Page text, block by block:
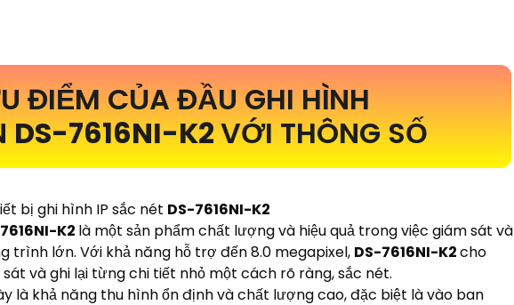
ĐIỂM CỦA ĐẦU GHI HÌNH
DS-7616NI-K2VỚI THÔNG SỐ
bị ghi hình IP sắc nét DS-7616NI-K2
K2 là một sản phẩm chất lượng và hiệu quả trong việc giám sát và
trình lớn. Với khả năng hỗ trợ đến 8.0 megapixel, DS-7616NI-K2cho
và ghi lại từng chi tiết nhỏ một cách rõ ràng, sắc nét.
là khả năng thu hình ổn định và chất lượng cao, đặc biệt là vào ban